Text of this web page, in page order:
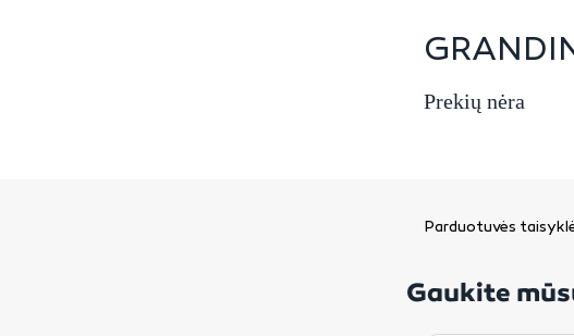
Prekių nėra
Parduotuvės
Gaukite